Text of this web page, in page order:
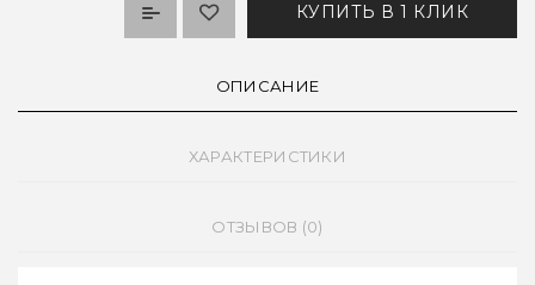
КУПИТЬ В 1 КЛИК
ОПИСАНИЕ
ХАРАКТЕРИСТИКИ
ОТЗЫВОВ (0)